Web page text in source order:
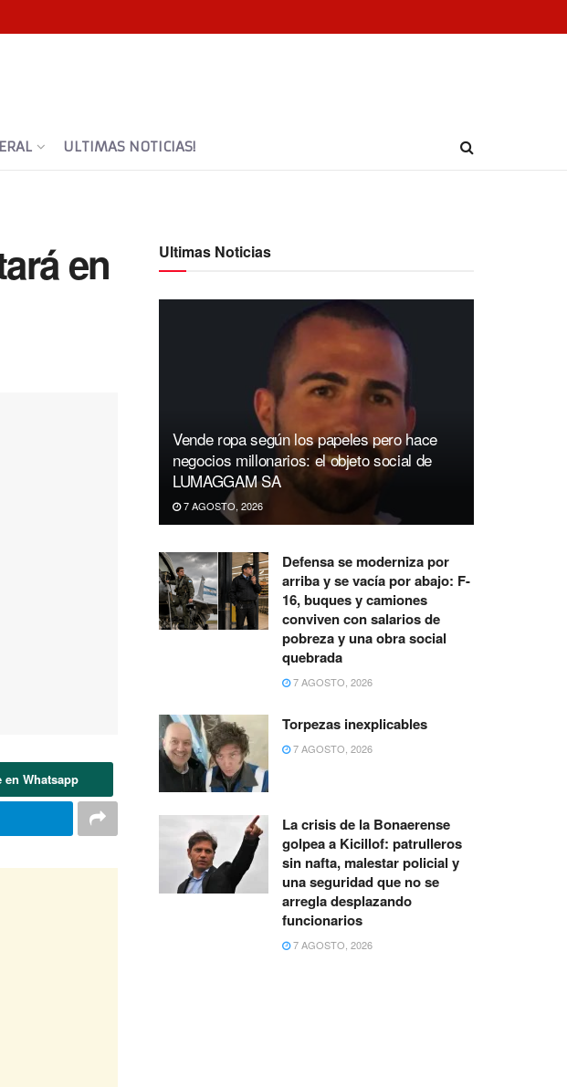
ULTIMAS NOTICIAS!
en
en Whatsapp
Ultimas Noticias
Vende ropa según los papeles pero hace
negocios millonarios: el objeto social de
LUMAGGAM SA
7 AGOSTO, 2026
Defensa se moderniza por
arriba y se vacía por abajo: F-
16, buques y camiones
conviven con salarios de
pobreza y una obra social
quebrada
7 AGOSTO, 2026
Torpezas inexplicables
7 AGOSTO, 2026
La crisis de la Bonaerense
golpea a Kicillof: patrulleros
sin nafta, malestar policial y
una seguridad que no se
arregla desplazando
funcionarios
7 AGOSTO, 2026